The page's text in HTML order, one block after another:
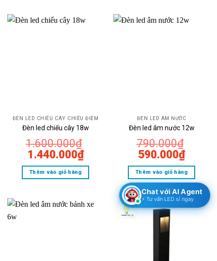
1.320.000₫.
ĐÈN LED CHIẾU CÂY CHIẾU ĐIỂM
Đèn led chiếu cây 18w
1.600.000₫
Giá
gốc
là:
1.440.000₫Giá
hiện
tại
1.440.000₫.
Thêm vào giỏ hàng
ĐÈN LED ÂM NƯỚC
Đèn led âm nước 12w
790.000₫
Giá
gốc
là:
790.000₫.
590.000₫Giá
hiện
tại
là:
Thêm vào giỏ hàng
Chat với AI Agent
⚡ Tư vấn LED sỉ ngay